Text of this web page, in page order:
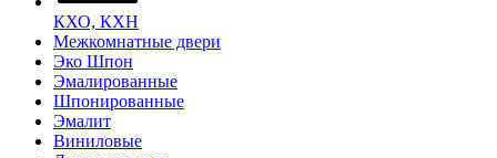
КХО, КХН
Межкомнатные двери
Эко Шпон
Эмалированные
Шпонированные
Эмалит
Виниловые